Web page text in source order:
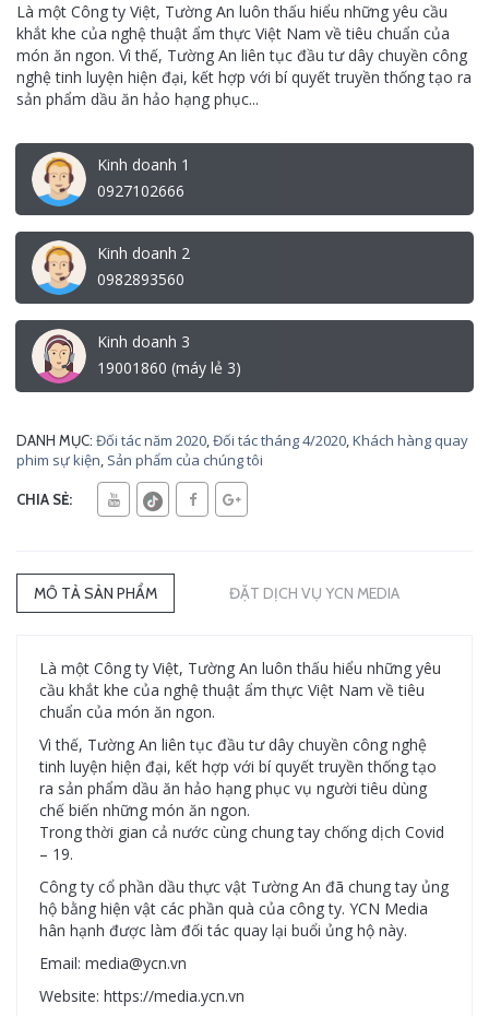
Là một Công ty Việt, Tường An luôn thấu hiểu những yêu cầu
khắt khe của nghệ thuật ẩm thực Việt Nam về tiêu chuẩn của
món ăn ngon. Vì thế, Tường An liên tục đầu tư dây chuyền công
nghệ tinh luyện hiện đại, kết hợp với bí quyết truyền thống tạo ra
sản phẩm dầu ăn hảo hạng phục...
Kinh doanh 1
0927102666
Kinh doanh 2
0982893560
Kinh doanh 3
19001860 (máy lẻ 3)
DANH MỤC: Đối tác năm 2020,Đối tác tháng 4/2020,Khách hàng quay
phim sự kiện, Sản phẩm của chúng tôi
CHIA SẺ:
MÔ TẢ SẢN PHẨM ĐẶT DỊCH VỤ YCN MEDIA
Là một Công ty Việt, Tường An luôn thấu hiểu những yêu
cầu khắt khe của nghệ thuật ẩm thực Việt Nam về tiêu
chuẩn của món ăn ngon.
Vì thế, Tường An liên tục đầu tư dây chuyền công nghệ
tinh luyện hiện đại, kết hợp với bí quyết truyền thống tạo
ra sản phẩm dầu ăn hảo hạng phục vụ người tiêu dùng
chế biến những món ăn ngon.
Trong thời gian cả nước cùng chung tay chống dịch Covid
– 19.
Công ty cổ phần dầu thực vật Tường An đã chung tay ủng
hộ bằng hiện vật các phần quà của công ty. YCN Media
hân hạnh được làm đối tác quay lại buổi ủng hộ này.
Email: media@ycn.vn
Website: https://media.ycn.vn